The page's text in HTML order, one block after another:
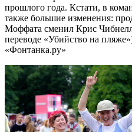
прошлого года. Кстати, в
также большие изменения:
Моффата сменил Крис
переводе «Убийство на
«Фонтанка.ру»